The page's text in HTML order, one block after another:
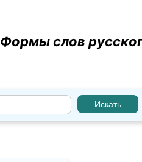
Формы слов